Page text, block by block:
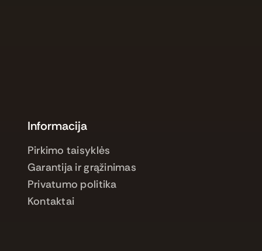
Informacija
Pirkimo taisyklės
Garantija ir grąžinimas
Privatumo politika
Kontaktai